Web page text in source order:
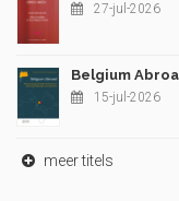
27-jul-2026
Belgium
15-jul-2026
meer titels